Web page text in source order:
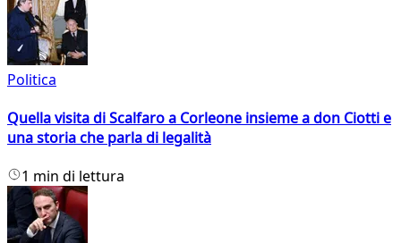
Politica
Quella visita di Scalfaro a Corleone insieme a don Ciotti e
una storia che parla di legalità
1 min di lettura